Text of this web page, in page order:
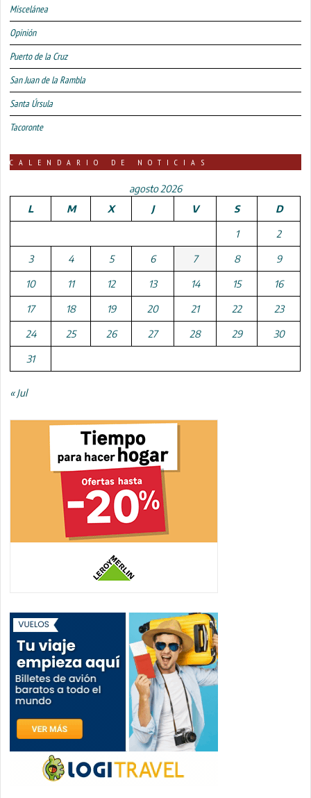
Miscelánea
Opinión
Puerto de la Cruz
San Juan de la Rambla
Santa Úrsula
Tacoronte
CALENDARIO DE NOTICIAS
agosto 2026
L
M X J V S D
1 2
3 4 5 6 7 8 9
10 11 12 13 14 15 16
17 18 19 20 21 22 23
24 25 26 27 28 29 30
31
« Jul